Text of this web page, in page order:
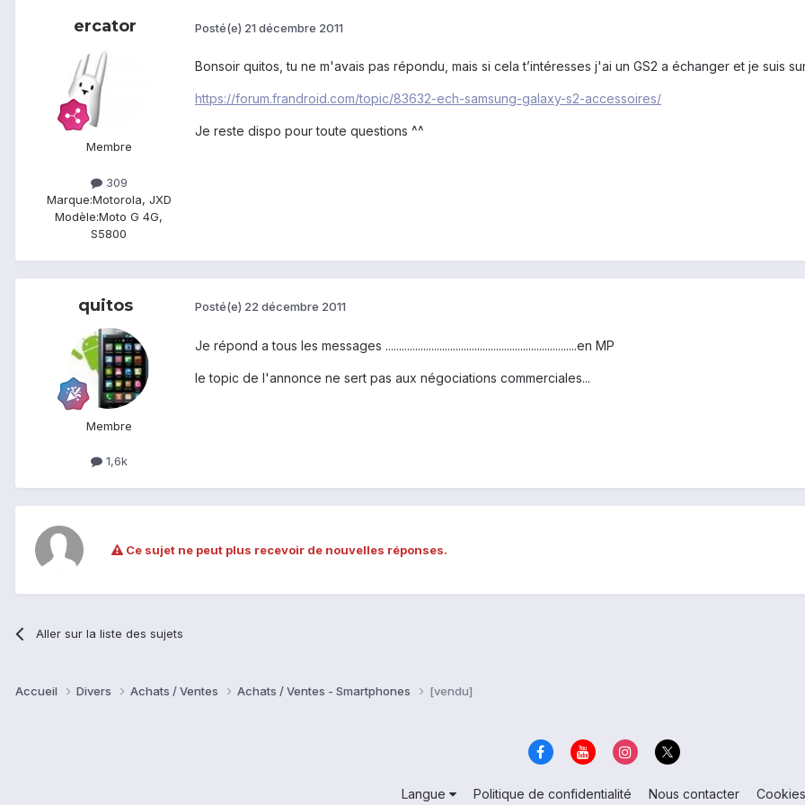
ercator
Membre
309
Marque:Motorola, JXD
Modèle:Moto G 4G,
S5800
Posté(e) 21 décembre 2011
Bonsoir quitos, tu ne m'avais pas répondu, mais si cela t’intéresses j'ai un GS2 a échanger et je suis
https://forum.frandroid.com/topic/83632-ech-samsung-galaxy-s2-accessoires/
Je reste dispo pour toute questions ^^
quitos
Membre
1,6k
Posté(e) 22 décembre 2011
Je répond a tous les messages .......................................................................en MP
le topic de l'annonce ne sert pas aux négociations commerciales...
Ce sujet ne peut plus recevoir de nouvelles réponses.
Aller sur la liste des sujets
Accueil Divers Achats / Ventes Achats / Ventes - Smartphones [vendu]
Langue Politique de confidentialité Nous contacter Cookies